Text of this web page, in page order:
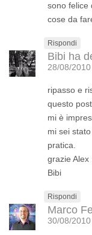
sono felice
cose da
Rispondi
Bibi ha
28/08/
ripasso e
questo
mi è
mi sei
pratica.
grazie Alex
Bibi
Rispondi
Marco
30/08/